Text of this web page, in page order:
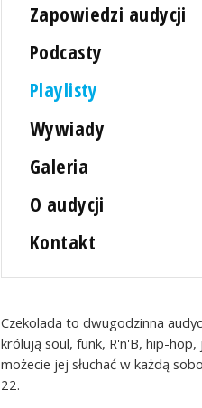
Zapowiedzi audycji
Podcasty
Playlisty
Wywiady
Galeria
O audycji
Kontakt
Czekolada to dwugodzinna
królują soul, funk, R'n'B, hip-hop,
możecie jej słuchać w każdą
22.